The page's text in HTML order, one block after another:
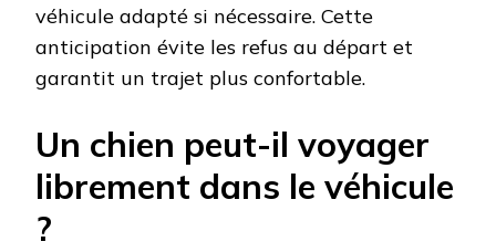
véhicule adapté si nécessaire. Cette
anticipation évite les refus au départ et
garantit un trajet plus confortable.
Un chien peut-il voyager
librement dans le véhicule
?